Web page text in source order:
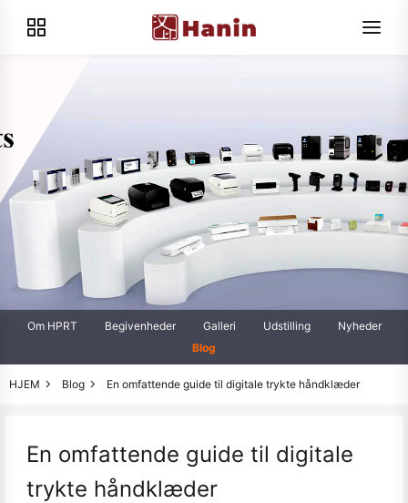
Om HPRT Begivenheder Galleri Udstilling
Nyheder
Blog
HJEM Blog En omfattende guide til digitale trykte håndklæder
En omfattende guide til digitale
trykte håndklæder